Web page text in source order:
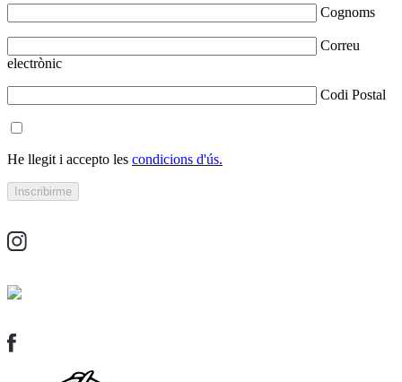
Cognoms
Correu
electrònic
Codi Postal
He llegit i accepto les condicions d'ús.